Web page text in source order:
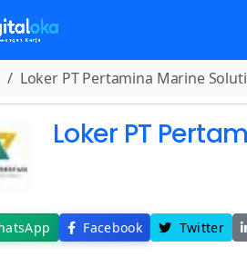
Loker PT Pertamina Marine
Loker PT
Facebook Twitter